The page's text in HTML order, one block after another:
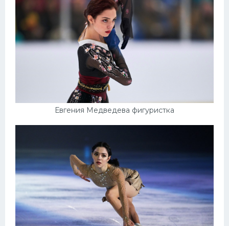
Евгения Медведева фигуристка